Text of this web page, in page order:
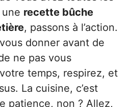
recette bûche
, passons à l’action.
donner avant de
ne pas vous
temps, respirez, et
La cuisine, c’est
patience, non ? Allez,